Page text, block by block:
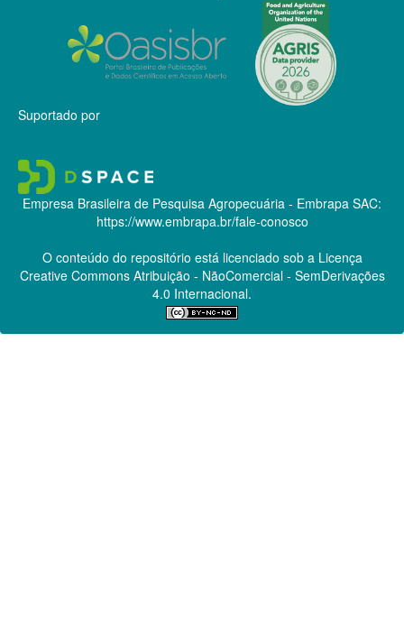
Suportado por
Empresa Brasileira de Pesquisa Agropecuária - Embrapa SAC:
https://www.embrapa.br/fale-conosco
O conteúdo do repositório está licenciado sob a Licença
Creative CommonsAtribuição - NãoComercial - SemDerivações
4.0 Internacional.